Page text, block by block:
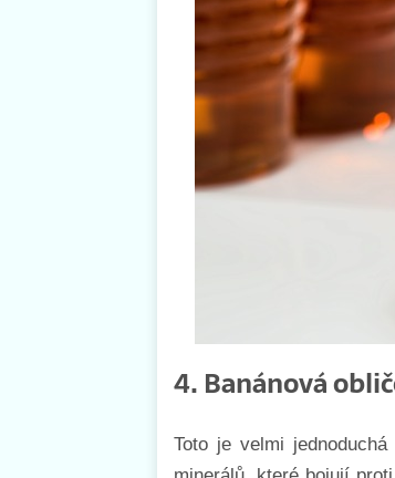
4. Banánová
Toto je velmi